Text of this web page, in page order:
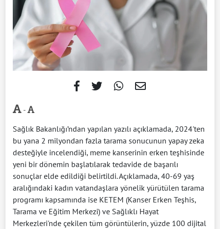
-
Sağlık Bakanlığı’ndan yapılan yazılı açıklamada, 2024'ten
bu yana 2 milyondan fazla tarama sonucunun yapay zeka
desteğiyle incelendiği, meme kanserinin erken teşhisinde
yeni bir dönemin başlatılarak tedavide de başarılı
sonuçlar elde edildiği belirtildi. Açıklamada, 40-69 yaş
aralığındaki kadın vatandaşlara yönelik yürütülen tarama
programı kapsamında ise KETEM (Kanser Erken Teşhis,
Tarama ve Eğitim Merkezi) ve Sağlıklı Hayat
Merkezleri'nde çekilen tüm görüntülerin, yüzde 100 dijital